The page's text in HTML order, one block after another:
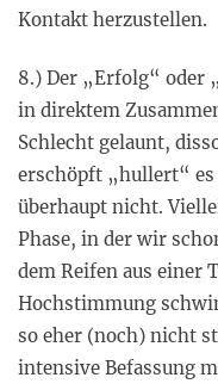
Kontakt herzustellen.
8.) Der „Erfolg“ oder
in direktem
Schlecht gelaunt,
erschöpft „hullert“
überhaupt nicht.
Phase, in der wir
dem Reifen aus einer
Hochstimmung
so eher (noch) nicht
intensive Befassung